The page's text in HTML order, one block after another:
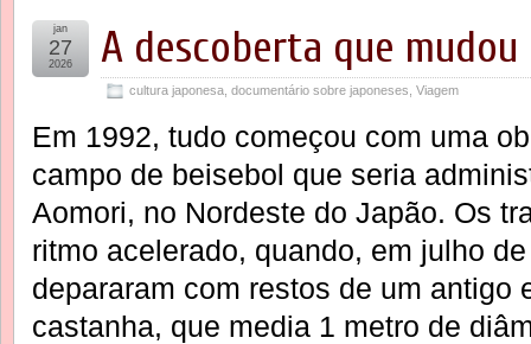
A descoberta que
cultura japonesa documentário sobre japoneses Viagem
jan
27
2026
Em 1992, tudo começou com uma
campo de beisebol que seria
Aomori, no Nordeste do Japão. Os
ritmo acelerado, quando, em julho
depararam com restos de um antigo
castanha, que media 1 metro de